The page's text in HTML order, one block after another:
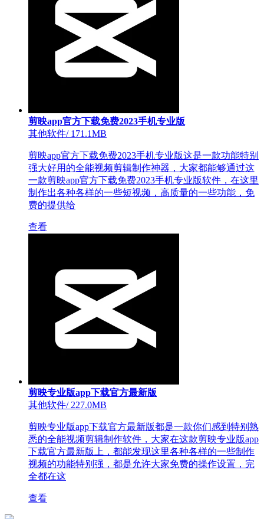
剪映app官方下载免费2023手机专业版
其他软件/171.1MB
剪映app官方下载免费2023手机专业版这是一款功能特别
强大好用的全能视频剪辑制作神器，大家都能够通过这
一款剪映app官方下载免费2023手机专业版软件，在这里
制作出各种各样的一些短视频，高质量的一些功能，免
费的提供给
查看
剪映专业版app下载官方最新版
其他软件/227.0MB
剪映专业版app下载官方最新版都是一款你们感到特别熟
悉的全能视频剪辑制作软件，大家在这款剪映专业版app
下载官方最新版上，都能发现这里各种各样的一些制作
视频的功能特别强，都是允许大家免费的操作设置，完
全都在这
查看